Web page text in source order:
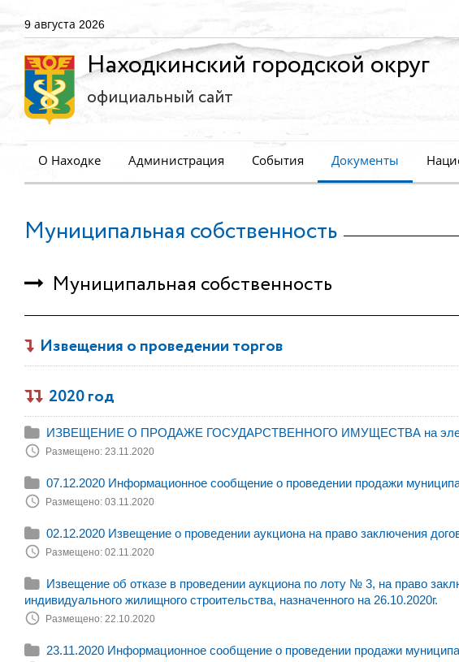
9 августа 2026
Находкинский городской округ
официальный сайт
О Находке Администрация События Документы
Муниципальная собственность
Муниципальная собственность
Извещения о проведении торгов
2020 год
ИЗВЕЩЕНИЕ О ПРОДАЖЕ ГОСУДАРСТВЕННОГО ИМУЩЕСТВА на
Размещено: 23.11.2020
07.12.2020 Информационное сообщение о проведении продажи
Размещено: 03.11.2020
02.12.2020 Извещение о проведении аукциона на право заключения
Размещено: 02.11.2020
Извещение об отказе в проведении аукциона по лоту № 3, на право
индивидуального жилищного строительства, назначенного на 26.10.2020г.
Размещено: 22.10.2020
23.11.2020 Информационное сообщение о проведении продажи